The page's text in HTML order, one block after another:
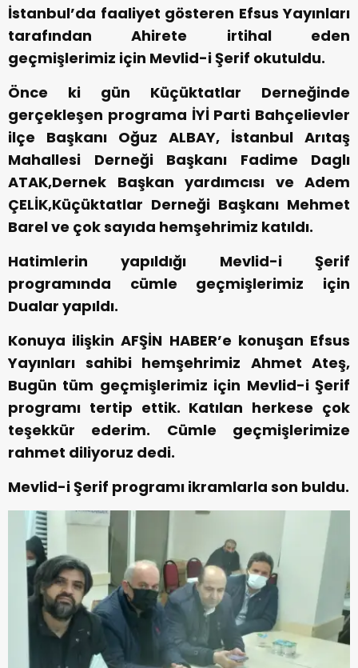
İstanbul’da faaliyet gösteren Efsus Yayınları
tarafından Ahirete irtihal eden
geçmişlerimiz için Mevlid-i Şerif okutuldu.
Önce ki gün Küçüktatlar Derneğinde
gerçekleşen programa İYİ Parti Bahçelievler
ilçe Başkanı Oğuz ALBAY, İstanbul Arıtaş
Mahallesi Derneği Başkanı Fadime Daglı
ATAK,Dernek Başkan yardımcısı ve Adem
ÇELİK,Küçüktatlar Derneği Başkanı Mehmet
Barel ve çok sayıda hemşehrimiz katıldı.
Hatimlerin yapıldığı Mevlid-i Şerif
programında cümle geçmişlerimiz için
Dualar yapıldı.
Konuya ilişkin AFŞİN HABER’e konuşan Efsus
Yayınları sahibi hemşehrimiz Ahmet Ateş,
Bugün tüm geçmişlerimiz için Mevlid-i Şerif
programı tertip ettik. Katılan herkese çok
teşekkür ederim. Cümle geçmişlerimize
rahmet diliyoruz dedi.
Mevlid-i Şerif programı ikramlarla son buldu.